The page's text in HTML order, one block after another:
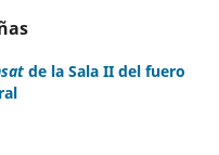
de la Sala II del fuero